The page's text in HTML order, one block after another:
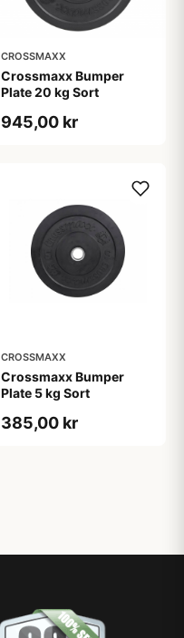
CROSSMAXX
Crossmaxx Bumper
Plate 20 kg Sort
945,00 kr
CROSSMAXX
Crossmaxx Bumper
Plate 5 kg Sort
385,00 kr